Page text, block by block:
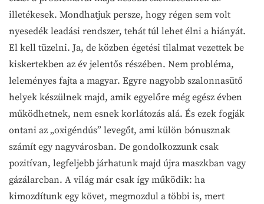
illetékesek. Mondhatjuk persze, hogy régen sem volt
nyesedék leadási rendszer, tehát túl lehet élni a hiányát.
El kell tüzelni. Ja, de közben égetési tilalmat vezettek be
kiskertekben az év jelentős részében. Nem probléma,
leleményes fajta a magyar. Egyre nagyobb szalonnasütő
helyek készülnek majd, amik egyelőre még egész évben
működhetnek, nem esnek korlátozás alá. És ezek fogják
ontani az „oxigéndús” levegőt, ami külön bónusznak
számít egy nagyvárosban. De gondolkozzunk csak
pozitívan, legfeljebb járhatunk majd újra maszkban vagy
gázálarcban. A világ már csak így működik: ha
kimozdítunk egy követ, megmozdul a többi is, mert